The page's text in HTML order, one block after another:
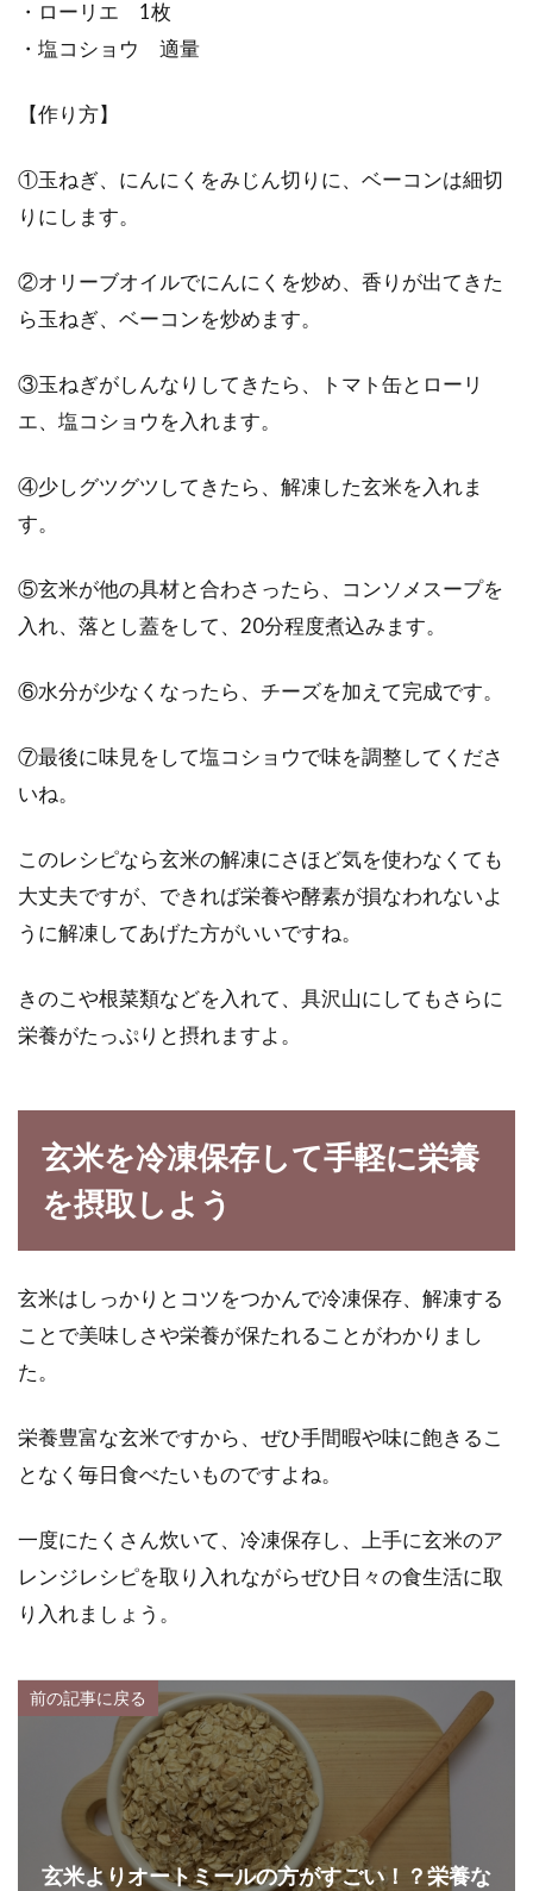
・ローリエ 1枚
・塩コショウ 適量
【作り方】
①玉ねぎ、にんにくをみじん切りに、ベーコンは細切
りにします。
②オリーブオイルでにんにくを炒め、香りが出てきた
ら玉ねぎ、ベーコンを炒めます。
③玉ねぎがしんなりしてきたら、トマト缶とローリ
エ、塩コショウを入れます。
④少しグツグツしてきたら、解凍した玄米を入れま
す。
⑤玄米が他の具材と合わさったら、コンソメスープを
入れ、落とし蓋をして、20分程度煮込みます。
⑥水分が少なくなったら、チーズを加えて完成です。
⑦最後に味見をして塩コショウで味を調整してくださ
いね。
このレシピなら玄米の解凍にさほど気を使わなくても
大丈夫ですが、できれば栄養や酵素が損なわれないよ
うに解凍してあげた方がいいですね。
きのこや根菜類などを入れて、具沢山にしてもさらに
栄養がたっぷりと摂れますよ。
玄米を冷凍保存して手軽に栄養
を摂取しよう
玄米はしっかりとコツをつかんで冷凍保存、解凍する
ことで美味しさや栄養が保たれることがわかりまし
た。
栄養豊富な玄米ですから、ぜひ手間暇や味に飽きるこ
となく毎日食べたいものですよね。
一度にたくさん炊いて、冷凍保存し、上手に玄米のア
レンジレシピを取り入れながらぜひ日々の食生活に取
り入れましょう。
前の記事に戻る
玄米よりオートミールの方がすごい！？栄養な